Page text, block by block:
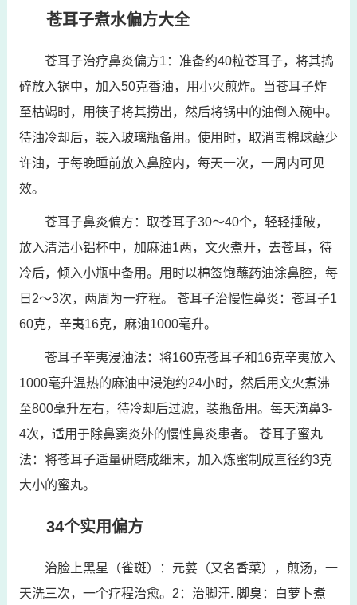
苍耳子煮水偏方大全
苍耳子治疗鼻炎偏方1：准备约40粒苍耳子，将其捣
碎放入锅中，加入50克香油，用小火煎炸。当苍耳子炸
至枯竭时，用筷子将其捞出，然后将锅中的油倒入碗中。
待油冷却后，装入玻璃瓶备用。使用时，取消毒棉球蘸少
许油，于每晚睡前放入鼻腔内，每天一次，一周内可见
效。
苍耳子鼻炎偏方：取苍耳子30～40个，轻轻捶破，
放入清洁小铝杯中，加麻油1两，文火煮开，去苍耳，待
冷后，倾入小瓶中备用。用时以棉签饱蘸药油涂鼻腔，每
日2～3次，两周为一疗程。 苍耳子治慢性鼻炎：苍耳子1
60克，辛夷16克，麻油1000毫升。
苍耳子辛夷浸油法：将160克苍耳子和16克辛夷放入
1000毫升温热的麻油中浸泡约24小时，然后用文火煮沸
至800毫升左右，待冷却后过滤，装瓶备用。每天滴鼻3-
4次，适用于除鼻窦炎外的慢性鼻炎患者。 苍耳子蜜丸
法：将苍耳子适量研磨成细末，加入炼蜜制成直径约3克
大小的蜜丸。
34个实用偏方
治脸上黑星（雀斑）：元荽（又名香菜），煎汤，一
天洗三次，一个疗程治愈。2：治脚汗. 脚臭：白萝卜煮